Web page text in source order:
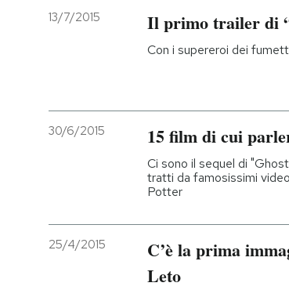
13/7/2015 Il primo trailer di
Con i supereroi dei
30/6/2015 15 film di cui
Ci sono il sequel di
tratti da famosissimi
Potter
25/4/2015
C’è la prima
Leto